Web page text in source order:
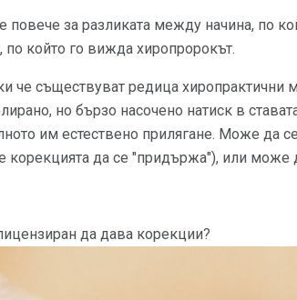
повече за разликата между начина, по
по който го вижда хиропророкът.
че съществуват редица хиропрактични
но бързо насочено натиск в
им естествено прилягане. Може да
корекцията да се "придържа"), или може
да дава корекции?